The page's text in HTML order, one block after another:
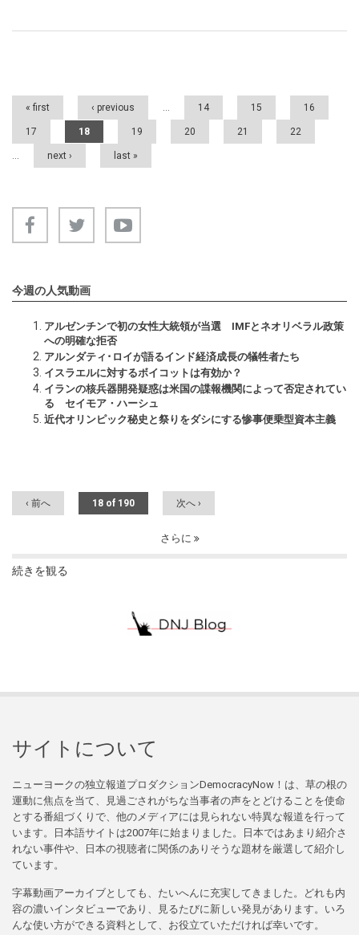
Pages
« first ‹ previous … 14 15 16
17 18 19 20 21 22
… next › last »
今週の人気動画
アルゼンチンで初の女性大統領が当選 IMFとネオリベラル政策
への明確な拒否
アルンダティ･ロイが語るインド経済成長の犠牲者たち
イスラエルに対するボイコットは有効か？
イランの核兵器開発疑惑は米国の諜報機関によって否定されてい
る セイモア・ハーシュ
近代オリンピック秘史と祭りをダシにする惨事便乗型資本主義
‹ 前へ 18 of 190 次へ ›
さらに
続きを観る
サイトについて
ニューヨークの独立報道プロダクションDemocracyNow！は、草の根の
運動に焦点を当て、見過ごされがちな当事者の声をとどけることを使命
とする番組づくりで、他のメディアには見られない特異な報道を行って
います。日本語サイトは2007年に始まりました。日本ではあまり紹介さ
れない事件や、日本の視聴者に関係のありそうな題材を厳選して紹介し
ています。
字幕動画アーカイブとしても、たいへんに充実してきました。どれも内
容の濃いインタビューであり、見るたびに新しい発見があります。いろ
んな使い方ができる資料として、お役立ていただければ幸いです。